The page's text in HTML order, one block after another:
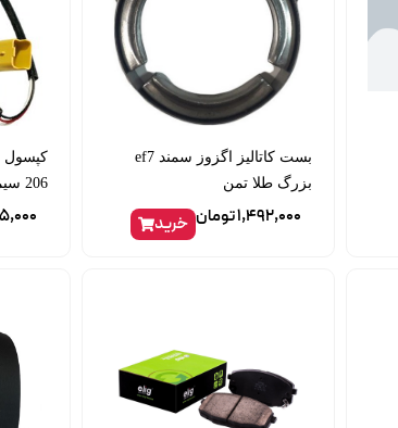
بست کاتالیز اگزوز سمند ef7
بزرگ طلا تمن
1,492,000تومان خرید
206 سیمدار JPA